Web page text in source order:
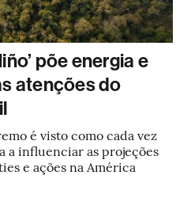
põe energia e
atenções do
é visto como cada vez
a influenciar as projeções
e ações na América